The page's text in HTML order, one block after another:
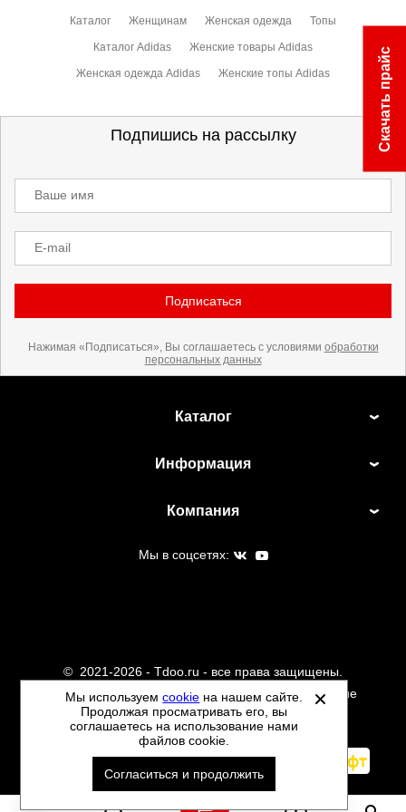
Каталог Женщинам Женская одежда Топы
Каталог Adidas Женские товары Adidas
Женская одежда Adidas Женские топы Adidas
Подпишись на рассылку
Ваше имя
E-mail
Подписаться
Нажимая «Подписаться», Вы соглашаетесь с условиями обработки
персональных данных
Каталог
Информация
Компания
Мы в соцсетях:
© 2021-2026 - Tdoo.ru - все права защищены.
Данный сайт не является интернет магазином и не
является публичной офертой.
Политика обработки персональных данных
Автоматизировано -
Скачать прайс
Мы используемcookie на нашем сайте.
Продолжая просматривать его, вы
соглашаетесь на использование нами
файлов cookie.
Согласиться и продолжить